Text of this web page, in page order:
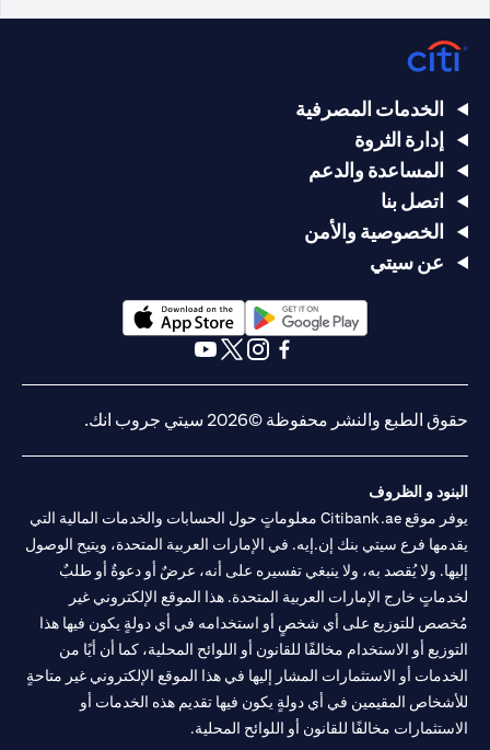
الخدمات المصرفية
إدارة الثروة
المساعدة والدعم
اتصل بنا
الخصوصية والأمن
عن سيتي
(opens in a new tab)
حقوق الطبع والنشر محفوظة ©2026 سيتي جروب انك.
البنود و الظروف
يوفر موقع Citibank.ae معلوماتٍ حول الحسابات والخدمات المالية التي
يقدمها فرع سيتي بنك إن.إيه. في الإمارات العربية المتحدة، ويتيح الوصول
إليها. ولا يُقصد به، ولا ينبغي تفسيره على أنه، عرضٌ أو دعوةٌ أو طلبٌ
لخدماتٍ خارج الإمارات العربية المتحدة. هذا الموقع الإلكتروني غير
مُخصص للتوزيع على أي شخصٍ أو استخدامه في أي دولةٍ يكون فيها هذا
التوزيع أو الاستخدام مخالفًا للقانون أو اللوائح المحلية، كما أن أيًا من
الخدمات أو الاستثمارات المشار إليها في هذا الموقع الإلكتروني غير متاحةٍ
للأشخاص المقيمين في أي دولةٍ يكون فيها تقديم هذه الخدمات أو
الاستثمارات مخالفًا للقانون أو اللوائح المحلية.